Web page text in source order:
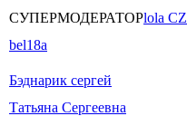
СУПЕРМОДЕРАТОРlola CZ
bel18a
Бэднарик сергей
Татьяна Сергеевна